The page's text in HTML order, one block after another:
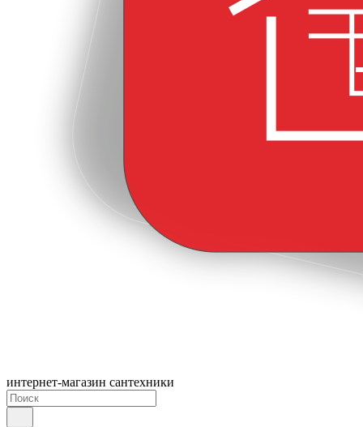
интернет-магазин сантехники